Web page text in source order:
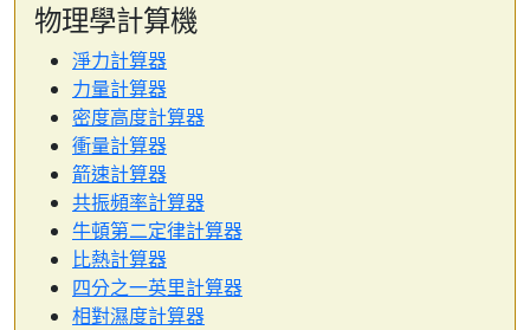
物理學計算機
淨力計算器
力量計算器
密度高度計算器
衝量計算器
箭速計算器
共振頻率計算器
牛頓第二定律計算器
比熱計算器
四分之一英里計算器
相對濕度計算器